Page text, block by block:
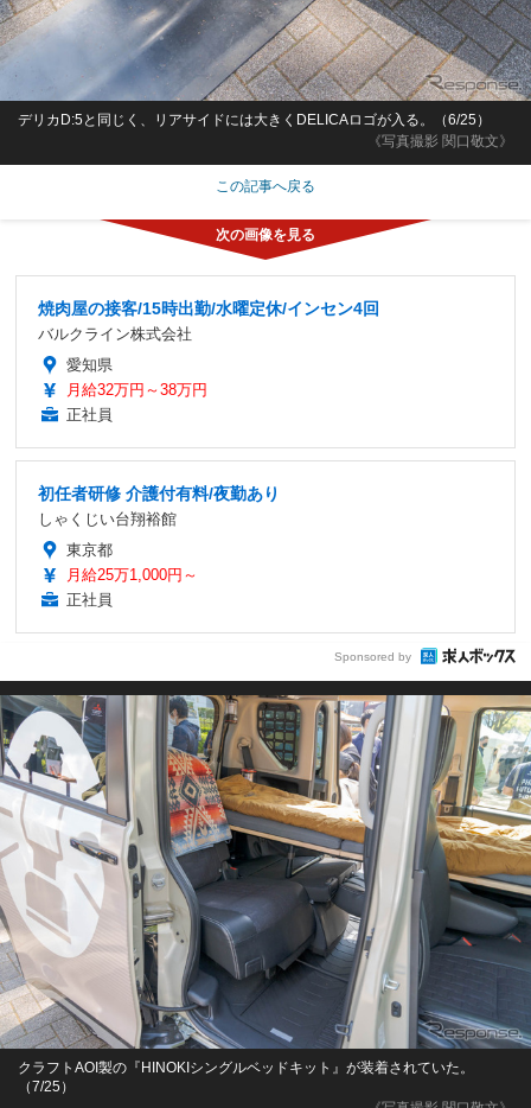
《写真撮影 関口敬文》
デリカD:5と同じく、リアサイドには大きくDELICAロゴが入る。（6/25）
この記事へ戻る
焼肉屋の接客/15時出勤/水曜定休/インセン4回
バルクライン株式会社
愛知県
月給32万円～38万円
正社員
初任者研修 介護付有料/夜勤あり
しゃくじい台翔裕館
東京都
月給25万1,000円～
正社員
Sponsored by
クラフトAOI製の『HINOKIシングルベッドキット』が装着されていた。
（7/25）